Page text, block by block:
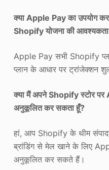
क्या Apple Pay का उपयोग
Shopify योजना की
Apple Pay सभी Shopify
प्लान के आधार पर ट्रांजेक्शन
क्या मैं अपने Shopify स्टोर
अनुकूलित कर सकता हूँ?
हां, आप Shopify के थीम
ब्रांडिंग से मेल खाने के लिए
अनुकूलित कर सकते हैं।